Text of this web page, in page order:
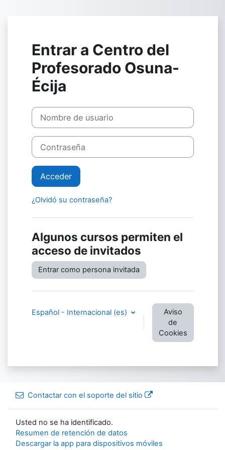
Entrar a Centro del
Profesorado Osuna-
Écija
Nombre de usuario
Contraseña
Acceder
¿Olvidó su contraseña?
Algunos cursos permiten el
acceso de invitados
Entrar como persona invitada
Español - Internacional ‎(es)‎
Aviso
de
Cookies
Contactar con el soporte del sitio
Usted no se ha identificado.
Resumen de retención de datos
Descargar la app para dispositivos móviles